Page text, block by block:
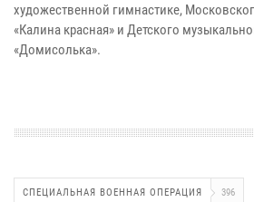
художественной гимнастике,
«Калина красная» и Детского
«Домисолька».
СПЕЦИАЛЬНАЯ ВОЕННАЯ ОПЕРАЦИЯ 396